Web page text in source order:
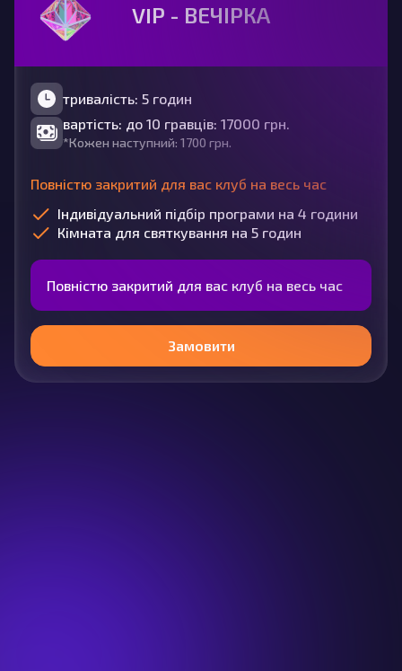
VIP - ВЕЧІРКА
тривалість: 5 годин
вартість: до 10 гравців: 17000 грн.
*Кожен наступний: 1700 грн.
Повністю закритий для вас клуб на весь час
Індивідуальний підбір програми на 4 години
Кімната для святкування на 5 годин
Повністю закритий для вас клуб на весь час
Замовити